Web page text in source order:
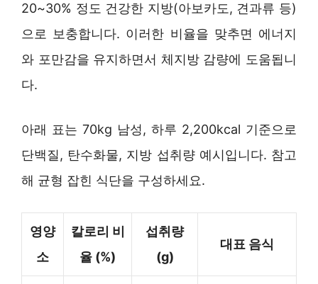
20~30% 정도 건강한 지방(아보카도, 견과류 등)
으로 보충합니다. 이러한 비율을 맞추면 에너지
와 포만감을 유지하면서 체지방 감량에 도움됩니
다.
아래 표는 70kg 남성, 하루 2,200kcal 기준으로
단백질, 탄수화물, 지방 섭취량 예시입니다. 참고
해 균형 잡힌 식단을 구성하세요.
영양
소
칼로리 비
율 (%)
섭취량
(g)
대표 음식